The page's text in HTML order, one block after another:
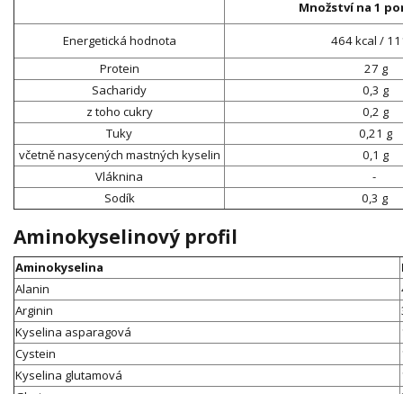
Množství na 1
Energetická hodnota
464 kcal /
Protein
27 g
Sacharidy
0,3 g
z toho cukry
0,2 g
Tuky
0,21 g
včetně nasycených mastných kyselin
0,1 g
Vláknina
-
Sodík
0,3 g
Aminokyselinový profil
Aminokyselina
Alanin
Arginin
Kyselina asparagová
Cystein
Kyselina glutamová